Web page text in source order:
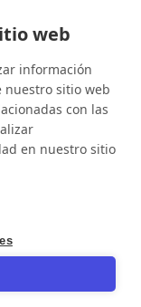
Masaryk 111,
Del.Miguel
11560, Ciudad
México
Ponte en contacto
web
información
nuestro sitio web
con las
en nuestro sitio